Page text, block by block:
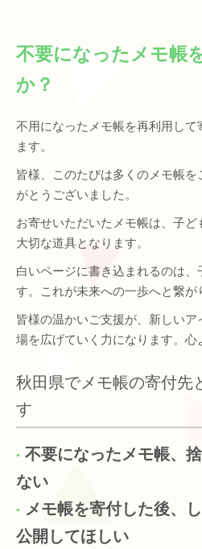
不要になったメモ帳
か？
不用になったメモ帳を再利用して
ます。
皆様、このたびは多くのメモ帳を
がとうございました。
お寄せいただいたメモ帳は、子
大切な道具となります。
白いページに書き込まれるのは
す。これが未来への一歩へと繋が
皆様の温かいご支援が、新しい
場を広げていく力になります。心
秋田県でメモ帳の寄付先
す
不要になったメモ帳、
ない
メモ帳を寄付した後、
公開してほしい